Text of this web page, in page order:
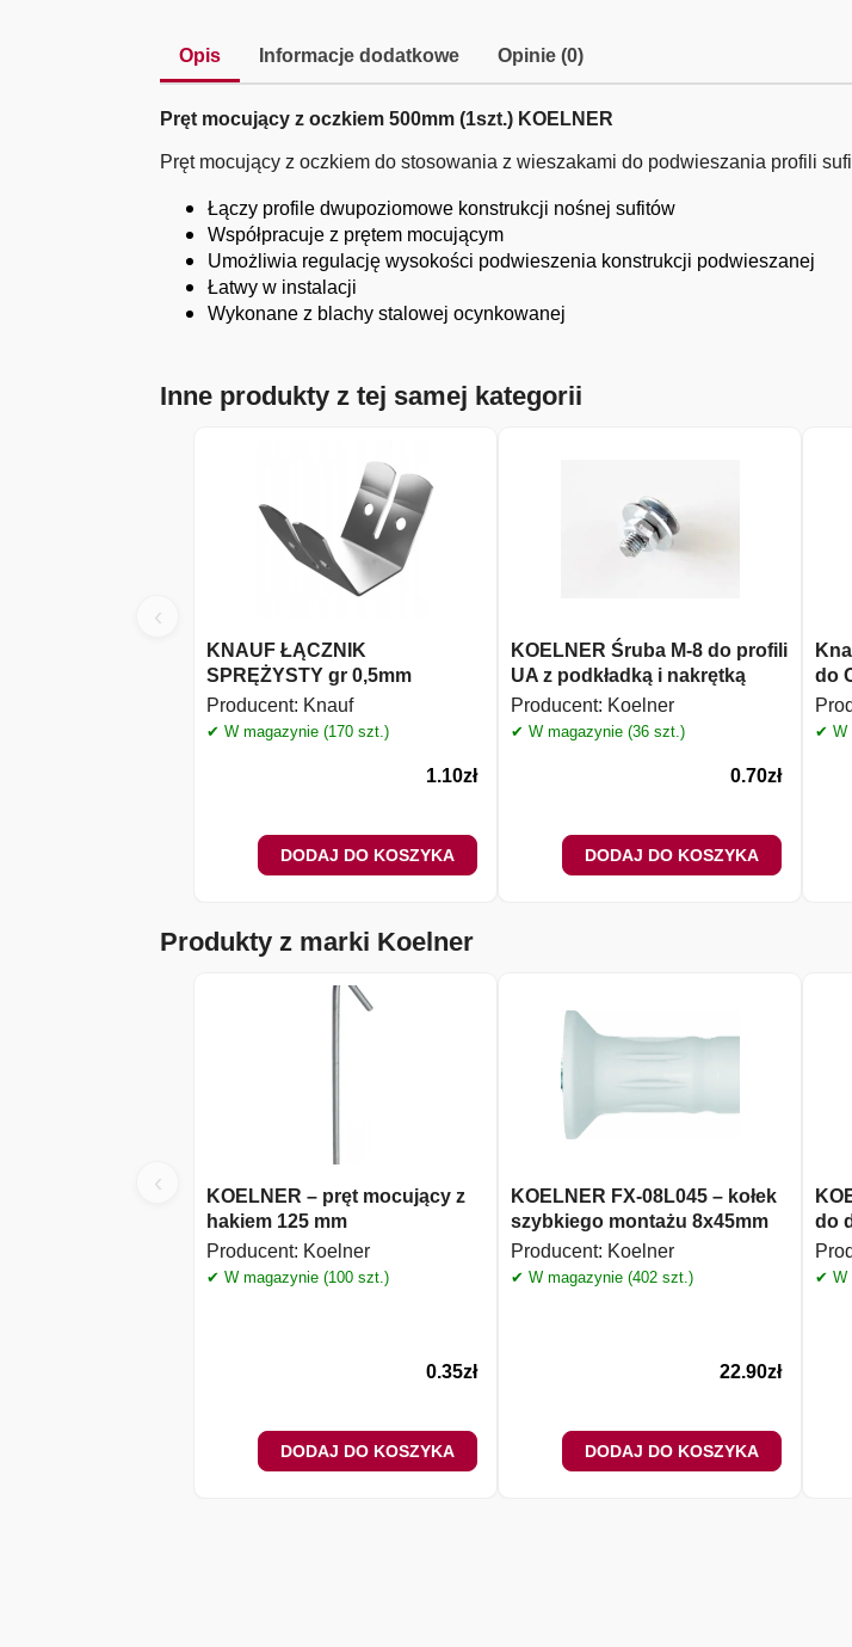
Opis Informacje dodatkowe Opinie (0)
Pręt mocujący z oczkiem 500mm (1szt.) KOELNER
Pręt mocujący z oczkiem do stosowania z wieszakami do podwieszania profili
Łączy profile dwupoziomowe konstrukcji nośnej sufitów
Współpracuje z prętem mocującym
Umożliwia regulację wysokości podwieszenia konstrukcji podwieszanej
Łatwy w instalacji
Wykonane z blachy stalowej ocynkowanej
Inne produkty z tej samej kategorii
‹
KNAUF ŁĄCZNIK
SPRĘŻYSTY gr 0,5mm
Producent: Knauf
✔ W magazynie (170 szt.)
1.10zł
DODAJ DO KOSZYKA
KOELNER Śruba M-8 do profili
UA z podkładką i nakrętką
Producent: Koelner
✔ W magazynie (36 szt.)
0.70zł
DODAJ DO KOSZYKA
do
✔ W
Produkty z marki Koelner
‹
KOELNER – pręt mocujący z
hakiem 125 mm
Producent: Koelner
✔ W magazynie (100 szt.)
0.35zł
DODAJ DO KOSZYKA
KOELNER FX-08L045 – kołek
szybkiego montażu 8x45mm
Producent: Koelner
✔ W magazynie (402 szt.)
22.90zł
DODAJ DO KOSZYKA
do
✔ W